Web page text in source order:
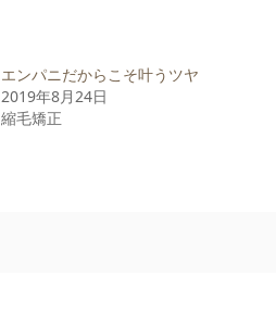
エンパニだからこそ叶うツヤ
2019年8月24日
縮毛矯正